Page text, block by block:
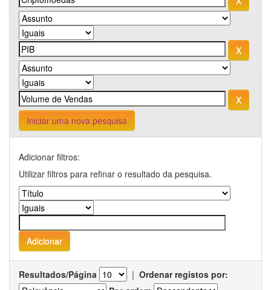
Iniciar uma nova pesquisa
Adicionar filtros:
Utilizar filtros para refinar o resultado da pesquisa.
Resultados/Página | Ordenar registos por: